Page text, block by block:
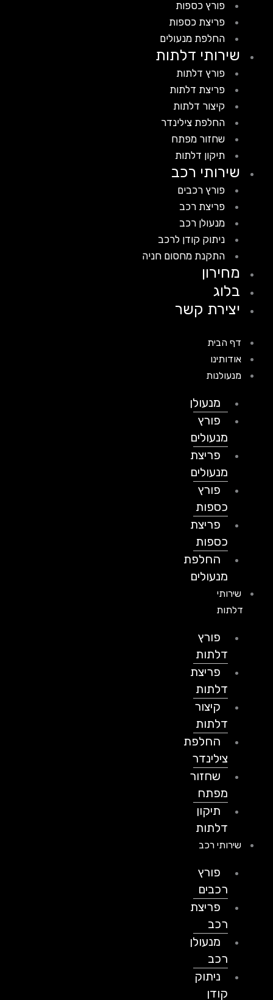
פורץ כספות
פריצת כספות
החלפת מנעולים
שירותי דלתות
פורץ דלתות
פריצת דלתות
קיצור דלתות
החלפת צילינדר
שחזור מפתח
תיקון דלתות
שירותי רכב
פורץ רכבים
פריצת רכב
מנעולן רכב
ניתוק קודן לרכב
התקנת מחסום חניה
מחירון
בלוג
יצירת קשר
דף הבית
אודותינו
מנעולנות
מנעולן
פורץ
מנעולים
פריצת
מנעולים
פורץ
כספות
פריצת
כספות
החלפת
מנעולים
שירותי
דלתות
פורץ
דלתות
פריצת
דלתות
קיצור
דלתות
החלפת
צילינדר
שחזור
מפתח
תיקון
דלתות
שירותי רכב
פורץ
רכבים
פריצת
מנעולן
ניתוק